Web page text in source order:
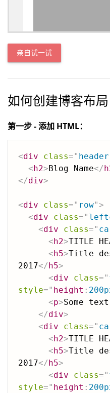
亲自试一试
如何创建博客布局
第一步 - 添加 HTML：
<div class=" header
<h2>Blog Name</
</div>
<div class=" row">
<div class="
<div class="
<h2>TITLE
<h5>Title
2017</h5>
<div class="
style=" height :
<p>Some
</div>
<div class="
<h2>TITLE
<h5>Title
2017</h5>
<div class="
style=" height :